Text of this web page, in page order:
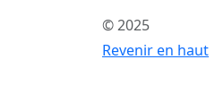
© 2025
Revenir en haut